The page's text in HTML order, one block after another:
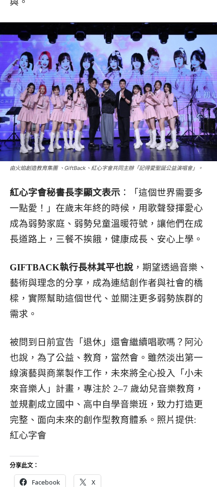
由火焰創造教育集團 、GiftBack、紅心字會共同主辦「記得愛聖誕公益演唱會」。
紅心字會秘書長李顯文表示 ：「這個世界需要多
一點愛！」在歲末年終的時候，用歌聲發揮愛心
成為弱勢家庭、弱勢兒童溫暖符號，讓他們在成
長道路上，三餐不挨餓，健康成長、安心上學。
GIFTBACK執行長林其平也說 ，期望透過音樂、
藝術與理念的分享，成為連結創作者與社會的橋
樑，實際幫助這個世代、並關注更多弱勢族群的
需求。
被問到日前宣告「退休」還會繼續唱歌嗎？阿沁
也說，為了公益、教育，當然會。雖然淡出第一
線演藝與商業製作工作，未來將全心投入「小未
來音樂人」計畫，專注於 2–7 歲幼兒音樂教育，
並規劃成立國中、高中自學音樂班，致力打造更
完整、面向未來的創作型教育體系。照片提供:
紅心字會
分享此文：
Facebook X